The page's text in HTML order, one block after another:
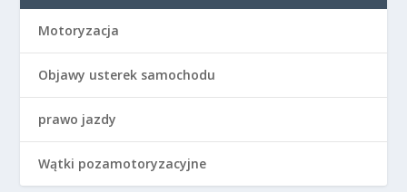
Motoryzacja
Objawy usterek samochodu
prawo jazdy
Wątki pozamotoryzacyjne